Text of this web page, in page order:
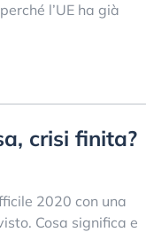
l’UE ha già
crisi finita?
2020 con una
Cosa significa e